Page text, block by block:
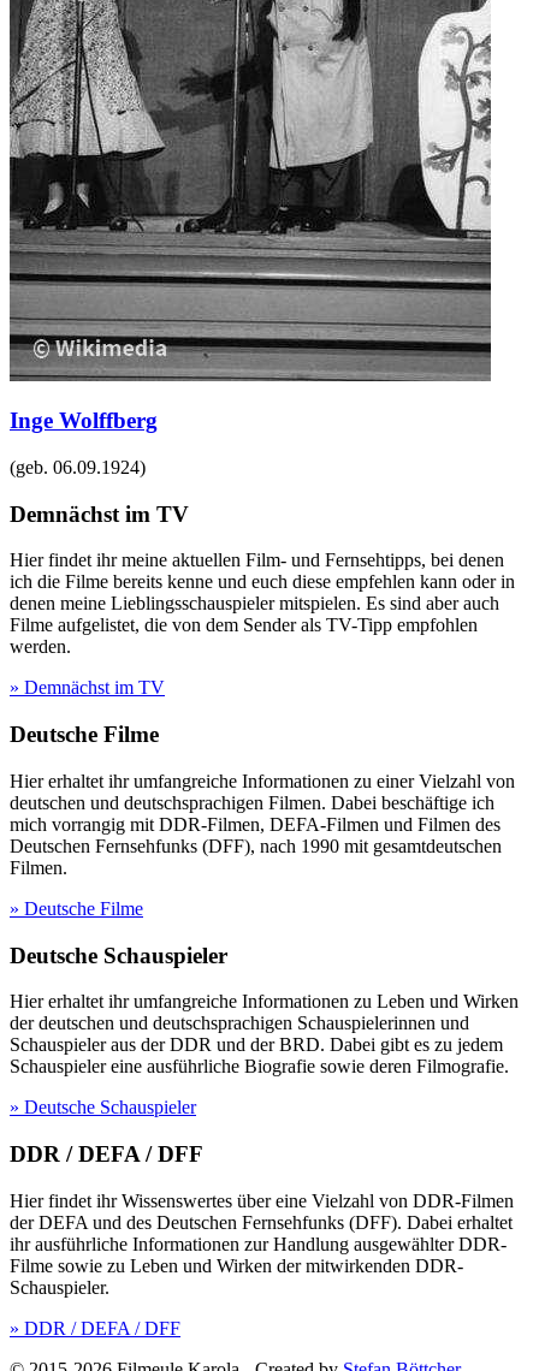
Inge Wolffberg
(geb. 06.09.1924)
Demnächst im TV
Hier findet ihr meine aktuellen Film- und Fernsehtipps, bei denen
ich die Filme bereits kenne und euch diese empfehlen kann oder in
denen meine Lieblingsschauspieler mitspielen. Es sind aber auch
Filme aufgelistet, die von dem Sender als TV-Tipp empfohlen
werden.
» Demnächst im TV
Deutsche Filme
Hier erhaltet ihr umfangreiche Informationen zu einer Vielzahl von
deutschen und deutschsprachigen Filmen. Dabei beschäftige ich
mich vorrangig mit DDR-Filmen, DEFA-Filmen und Filmen des
Deutschen Fernsehfunks (DFF), nach 1990 mit gesamtdeutschen
Filmen.
» Deutsche Filme
Deutsche Schauspieler
Hier erhaltet ihr umfangreiche Informationen zu Leben und Wirken
der deutschen und deutschsprachigen Schauspielerinnen und
Schauspieler aus der DDR und der BRD. Dabei gibt es zu jedem
Schauspieler eine ausführliche Biografie sowie deren Filmografie.
» Deutsche Schauspieler
DDR / DEFA / DFF
Hier findet ihr Wissenswertes über eine Vielzahl von DDR-Filmen
der DEFA und des Deutschen Fernsehfunks (DFF). Dabei erhaltet
ihr ausführliche Informationen zur Handlung ausgewählter DDR-
Filme sowie zu Leben und Wirken der mitwirkenden DDR-
Schauspieler.
» DDR / DEFA / DFF